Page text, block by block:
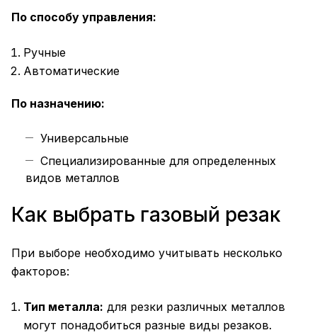
По способу управления:
Ручные
Автоматические
По назначению:
Универсальные
Специализированные для определенных
видов металлов
Как выбрать газовый резак
При выборе необходимо учитывать несколько
факторов:
Тип металла: для резки различных металлов
могут понадобиться разные виды резаков.